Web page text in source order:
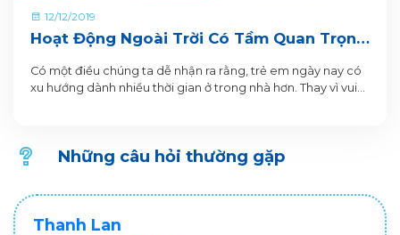
12/12/2019
Hoạt Động Ngoài Trời Có Tầm Quan Trọng
Như Thế Nào Với Trẻ
Có một điều chúng ta dễ nhận ra rằng, trẻ em ngày nay có
xu hướng dành nhiều thời gian ở trong nhà hơn. Thay vì vui
vào màn hình tivi, máy tính bảng. Điều này vô tình tạo nên
giúp con luôn khỏe mạnh và học hỏi được nhiều điều hay.
Những câu hỏi thường gặp
Thanh Lan